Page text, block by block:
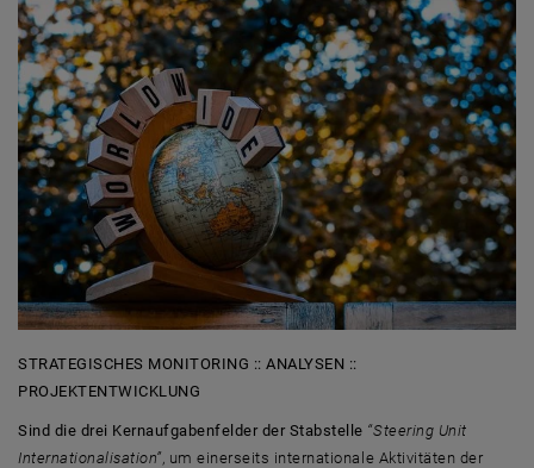
STRATEGISCHES MONITORING :: ANALYSEN ::
PROJEKTENTWICKLUNG
Sind die drei Kernaufgabenfelder der Stabstelle “Steering Unit
Internationalisation”, um einerseits internationale Aktivitäten der